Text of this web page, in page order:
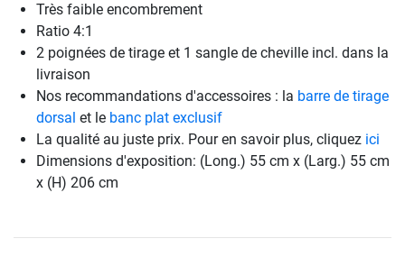
Très faible encombrement
Ratio 4:1
2 poignées de tirage et 1 sangle de cheville incl. dans la
livraison
Nos recommandations d'accessoires : la barre de tirage
dorsal et le banc plat exclusif
La qualité au juste prix. Pour en savoir plus, cliquez ici
Dimensions d'exposition: (Long.) 55 cm x (Larg.) 55 cm
x (H) 206 cm